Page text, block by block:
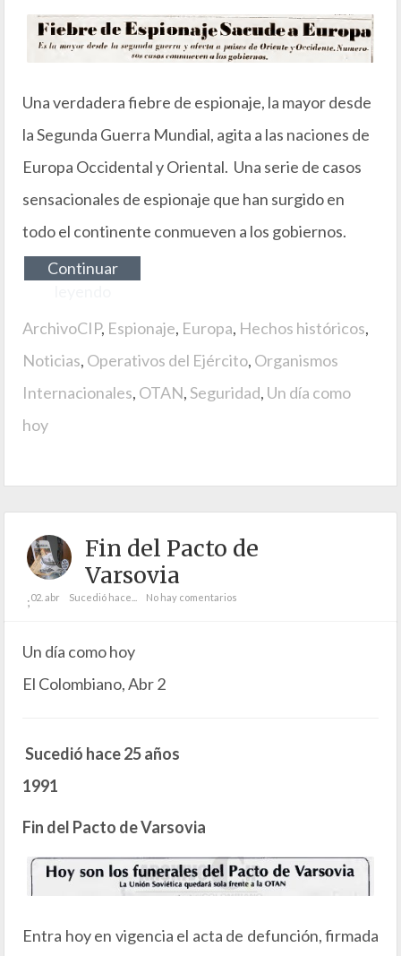
Una verdadera fiebre de espionaje, la mayor desde
la Segunda Guerra Mundial, agita a las naciones de
Europa Occidental y Oriental. Una serie de casos
sensacionales de espionaje que han surgido en
todo el continente conmueven a los gobiernos.
Continuar
ArchivoCIP, Espionaje, Europa, Hechos históricos,
Noticias, Operativos del Ejército, Organismos
Internacionales, OTAN,Seguridad, Un día como
hoy
Fin del Pacto de
Varsovia
;02. abr Sucedió hace... No hay comentarios
Un día como hoy
El Colombiano, Abr 2
Sucedió hace 25 años
1991
Fin del Pacto de Varsovia
Entra hoy en vigencia el acta de defunción, firmada